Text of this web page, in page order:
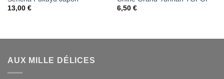
13,00 €
6,50 €
AUX MILLE DÉLICES